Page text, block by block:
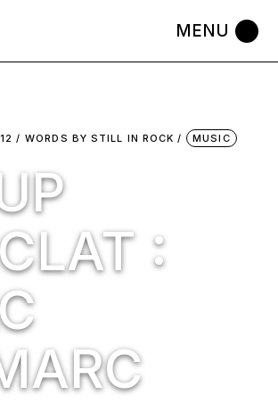
WORDS BYSTILL IN ROCK MUSIC
: